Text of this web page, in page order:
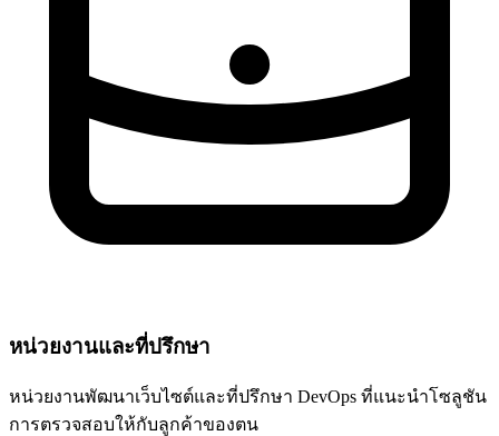
หน่วยงานและที่ปรึกษา
หน่วยงานพัฒนาเว็บไซต์และที่ปรึกษา DevOps ที่แนะนำโซลูชัน
การตรวจสอบให้กับลูกค้าของตน